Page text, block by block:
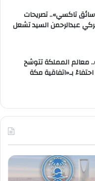
سائق تاكسي».. تصريحات
عبدالرحمن السيد تشعل
معالم المملكة تتوشح
بـ«اتفاقية مكة